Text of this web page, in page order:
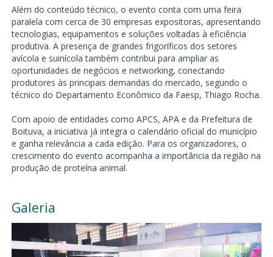
Além do conteúdo técnico, o evento conta com uma feira
paralela com cerca de 30 empresas expositoras, apresentando
tecnologias, equipamentos e soluções voltadas à eficiência
produtiva. A presença de grandes frigoríficos dos setores
avícola e suinícola também contribui para ampliar as
oportunidades de negócios e networking, conectando
produtores às principais demandas do mercado, segundo o
técnico do Departamento Econômico da Faesp, Thiago Rocha.
Com apoio de entidades como APCS, APA e da Prefeitura de
Boituva, a iniciativa já integra o calendário oficial do município
e ganha relevância a cada edição. Para os organizadores, o
crescimento do evento acompanha a importância da região na
produção de proteína animal.
Galeria